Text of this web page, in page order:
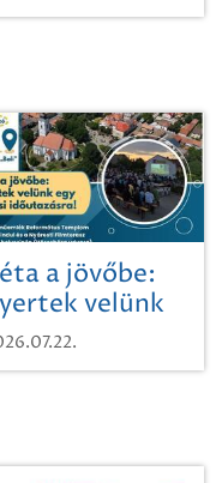
a jövőbe:
velünk
városi